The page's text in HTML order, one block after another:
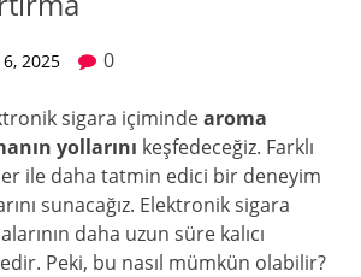
2025 0
sigara içimindearoma
yollarını keşfedeceğiz. Farklı
ile daha tatmin edici bir deneyim
sunacağız. Elektronik sigara
daha uzun süre kalıcı
Peki, bu nasıl mümkün olabilir?